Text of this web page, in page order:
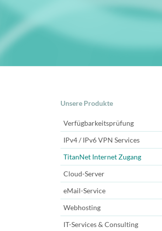
Navigation
Unsere Produkte
Verfügbarkeitsprüfung
IPv4 / IPv6 VPN Services
TitanNet Internet Zugang
Cloud-Server
eMail-Service
Webhosting
IT-Services & Consulting